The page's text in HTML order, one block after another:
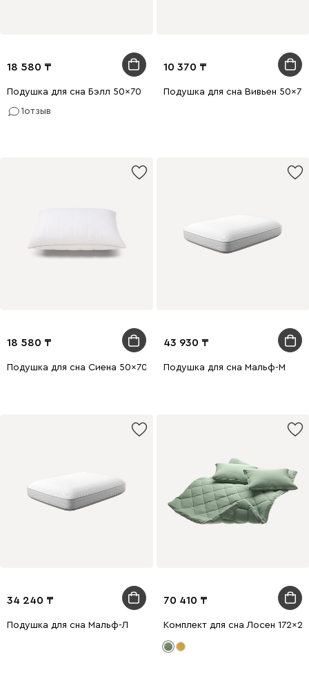
18 580
Подушка для сна Бэлл 50x70
1отзыв
10 370
Подушка для сна Вивьен
18 580
Подушка для сна Сиена 50x70
43 930
Подушка для сна Мальф-М
34 240
Подушка для сна Мальф-Л
70 410
Комплект для сна Лосен